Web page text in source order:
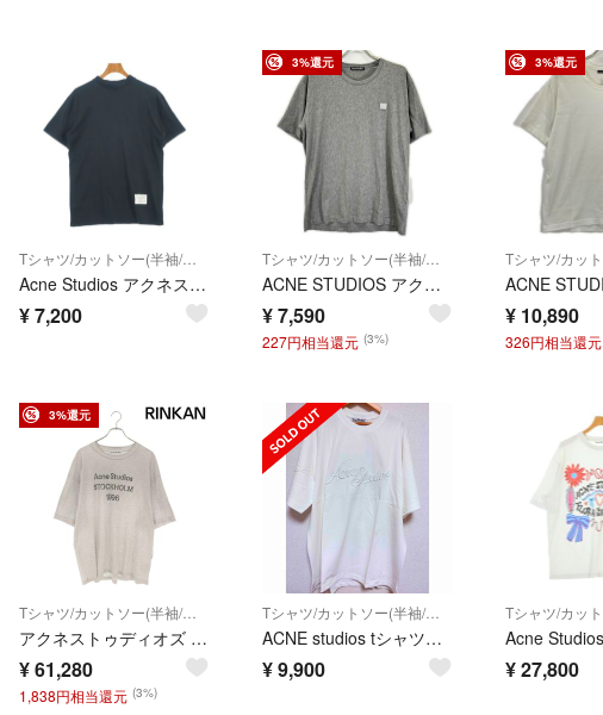
Tシャツ/カットソー(半袖/袖なし)
Acne Studios アクネストゥディオズ Tシャツ・カットソー XS 黒 【古着】【中古】【送料無料】
¥7,200
3%還元
Tシャツ/カットソー(半袖/袖なし)
ACNE STUDIOS アクネ ストゥディオズ フェイスパッチ 半袖Tシャツ L
¥7,590
227円相当還元 (3%)
3%還元
¥ 10,890
326円相当還元
3%還元
Tシャツ/カットソー(半袖/袖なし)
アクネストゥディオズ FN-UX-TSHI000017 ロゴプリントリラックスフィットヴィンテージ加工Tシャツ メンズ XL
¥61,280
1,838円相当還元 (3%)
Tシャツ/カットソー(半袖/袖なし)
ACNE studios tシャツホワイト刺繍m
¥9,900 ¥27,800